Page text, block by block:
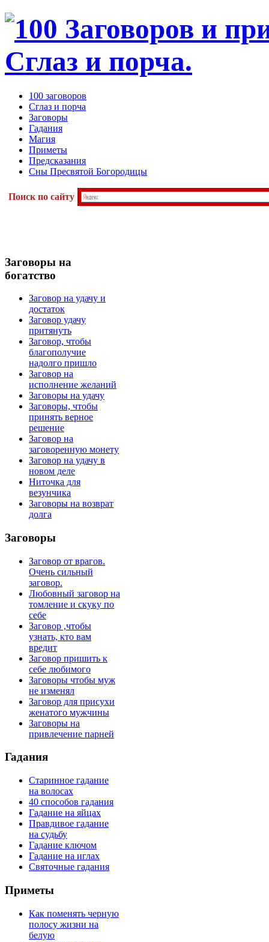
100 заговоров
Сглаз и порча
Заговоры
Гадания
Магия
Приметы
Предсказания
Сны Пресвятой Богородицы
Поиск по сайту
Заговоры на
богатство
Заговор на удачу и
достаток
Заговор удачу
притянуть
Заговор, чтобы
благополучие
надолго пришло
Заговор на
исполнение желаний
Заговоры на удачу
Заговоры, чтобы
принять верное
решение
Заговор на
заговоренную монету
Заговор на удачу в
новом деле
Ниточка для
везунчика
Заговоры на возврат
долга
Заговоры
Заговор от врагов.
Очень сильный
заговор.
Любовный заговор на
томление и скуку по
себе
Заговор ,чтобы
узнать, кто вам
вредит
Заговор пришить к
себе любимого
Заговоры чтобы муж
не изменял
Заговор для присухи
женатого мужчины
Заговоры на
привлечение парней
Гадания
Старинное гадание
на волосах
40 способов гадания
Гадание на яйцах
Правдивое гадание
на судьбу
Гадание ключом
Гадание на иглах
Святочные гадания
Приметы
Как поменять черную
полосу жизни на
белую